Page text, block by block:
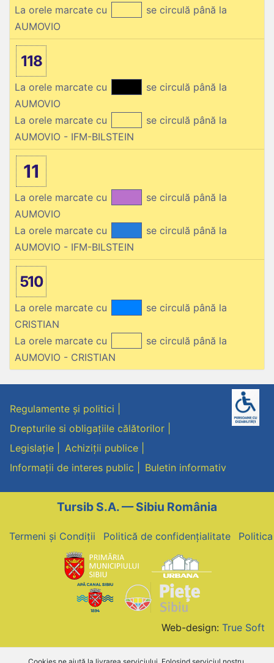
La orele marcate cu
se circulă până la
AUMOVIO
118
La orele marcate cu
se circulă până la
AUMOVIO
La orele marcate cu
se circulă până la
AUMOVIO - IFM-BILSTEIN
11
La orele marcate cu
se circulă până la
AUMOVIO
La orele marcate cu
se circulă până la
AUMOVIO - IFM-BILSTEIN
510
La orele marcate cu
se circulă până la
CRISTIAN
La orele marcate cu
se circulă până la
AUMOVIO - CRISTIAN
Regulamente și politici
Drepturile si obligațiile călătorilor
Legislație
Achiziții publice
Informații de interes public
Buletin informativ
Tursib S.A. — Sibiu România
Termeni și Condiții Politică de confidențialitate
Web-design: True Soft